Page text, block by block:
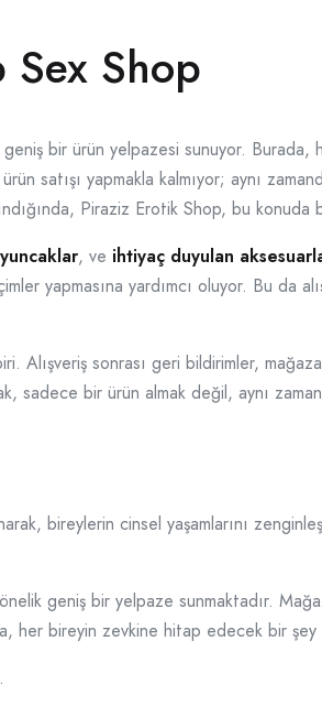
Shop
geniş bir ürün yelpazesi sunuyor.
satışı yapmakla kalmıyor; aynı
Piraziz Erotik Shop, bu konuda
, ve ihtiyaç duyulan
yapmasına yardımcı oluyor. Bu da
Alışveriş sonrası geri bildirimler,
sadece bir ürün almak değil, aynı
bireylerin cinsel yaşamlarını
geniş bir yelpaze sunmaktadır.
her bireyin zevkine hitap edecek bir şey